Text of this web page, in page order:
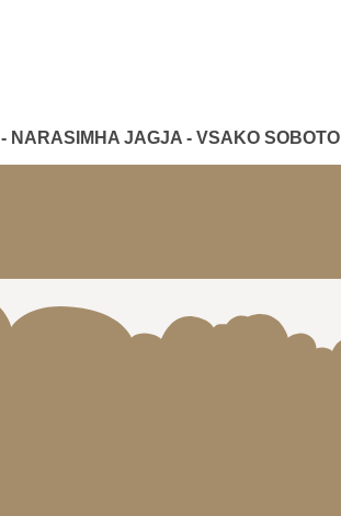
NARASIMHA JAGJA - VSAKO SOBOTO